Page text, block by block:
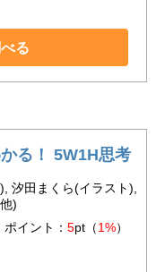
る
る！ 5W1H思考
汐田まくら(イラスト),
)
イント： 5pt（1%）